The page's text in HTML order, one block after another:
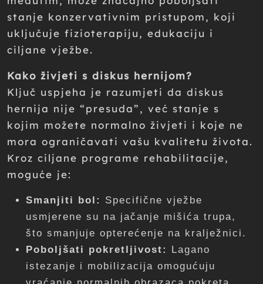
stanje konzervativnim pristupom, koji
uključuje fizioterapiju, edukaciju i
ciljane vježbe.
Kako živjeti s diskus hernijom?
Ključ uspjeha je razumjeti da diskus
hernija nije “presuda”, već stanje s
kojim možete normalno živjeti i koje ne
mora ograničavati vašu kvalitetu života.
Kroz ciljane programe rehabilitacije,
moguće je:
Smanjiti bol:
Specifične vježbe
usmjerene su na jačanje mišića trupa,
što smanjuje opterećenje na kralježnici.
Poboljšati pokretljivost:
Lagano
istezanje i mobilizacija omogućuju